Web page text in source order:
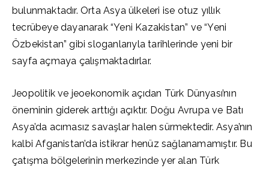
bulunmaktadır. Orta Asya ülkeleri ise otuz yıllık
tecrübeye dayanarak “Yeni Kazakistan” ve “Yeni
Özbekistan” gibi sloganlarıyla tarihlerinde yeni bir
sayfa açmaya çalışmaktadırlar.
Jeopolitik ve jeoekonomik açıdan Türk Dünyası’nın
öneminin giderek arttığı açıktır. Doğu Avrupa ve Batı
Asya’da acımasız savaşlar halen sürmektedir. Asya’nın
kalbi Afganistan’da istikrar henüz sağlanamamıştır. Bu
çatışma bölgelerinin merkezinde yer alan Türk